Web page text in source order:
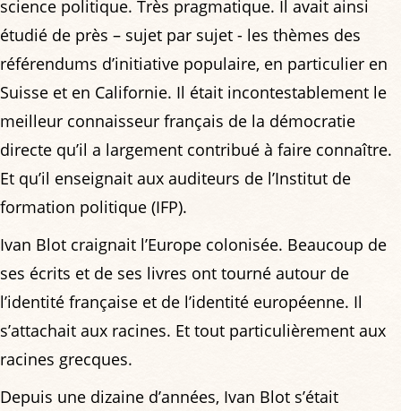
science politique. Très pragmatique. Il avait ainsi
étudié de près – sujet par sujet - les thèmes des
référendums d’initiative populaire, en particulier en
Suisse et en Californie. Il était incontestablement le
meilleur connaisseur français de la démocratie
directe qu’il a largement contribué à faire connaître.
Et qu’il enseignait aux auditeurs de l’Institut de
formation politique (IFP).
Ivan Blot craignait l’Europe colonisée. Beaucoup de
ses écrits et de ses livres ont tourné autour de
l’identité française et de l’identité européenne. Il
s’attachait aux racines. Et tout particulièrement aux
racines grecques.
Depuis une dizaine d’années, Ivan Blot s’était